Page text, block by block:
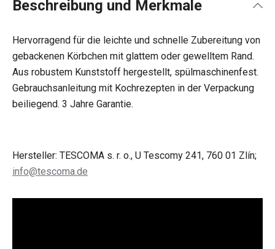
Beschreibung und Merkmale
Hervorragend für die leichte und schnelle Zubereitung von
gebackenen Körbchen mit glattem oder gewelltem Rand.
Aus robustem Kunststoff hergestellt, spülmaschinenfest.
Gebrauchsanleitung mit Kochrezepten in der Verpackung
beiliegend. 3 Jahre Garantie.
Hersteller: TESCOMA s. r. o., U Tescomy 241, 760 01 Zlín;
info@tescoma.de